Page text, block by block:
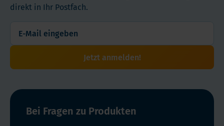
direkt in Ihr Postfach.
Jetzt anmelden!
Bei Fragen zu Produkten